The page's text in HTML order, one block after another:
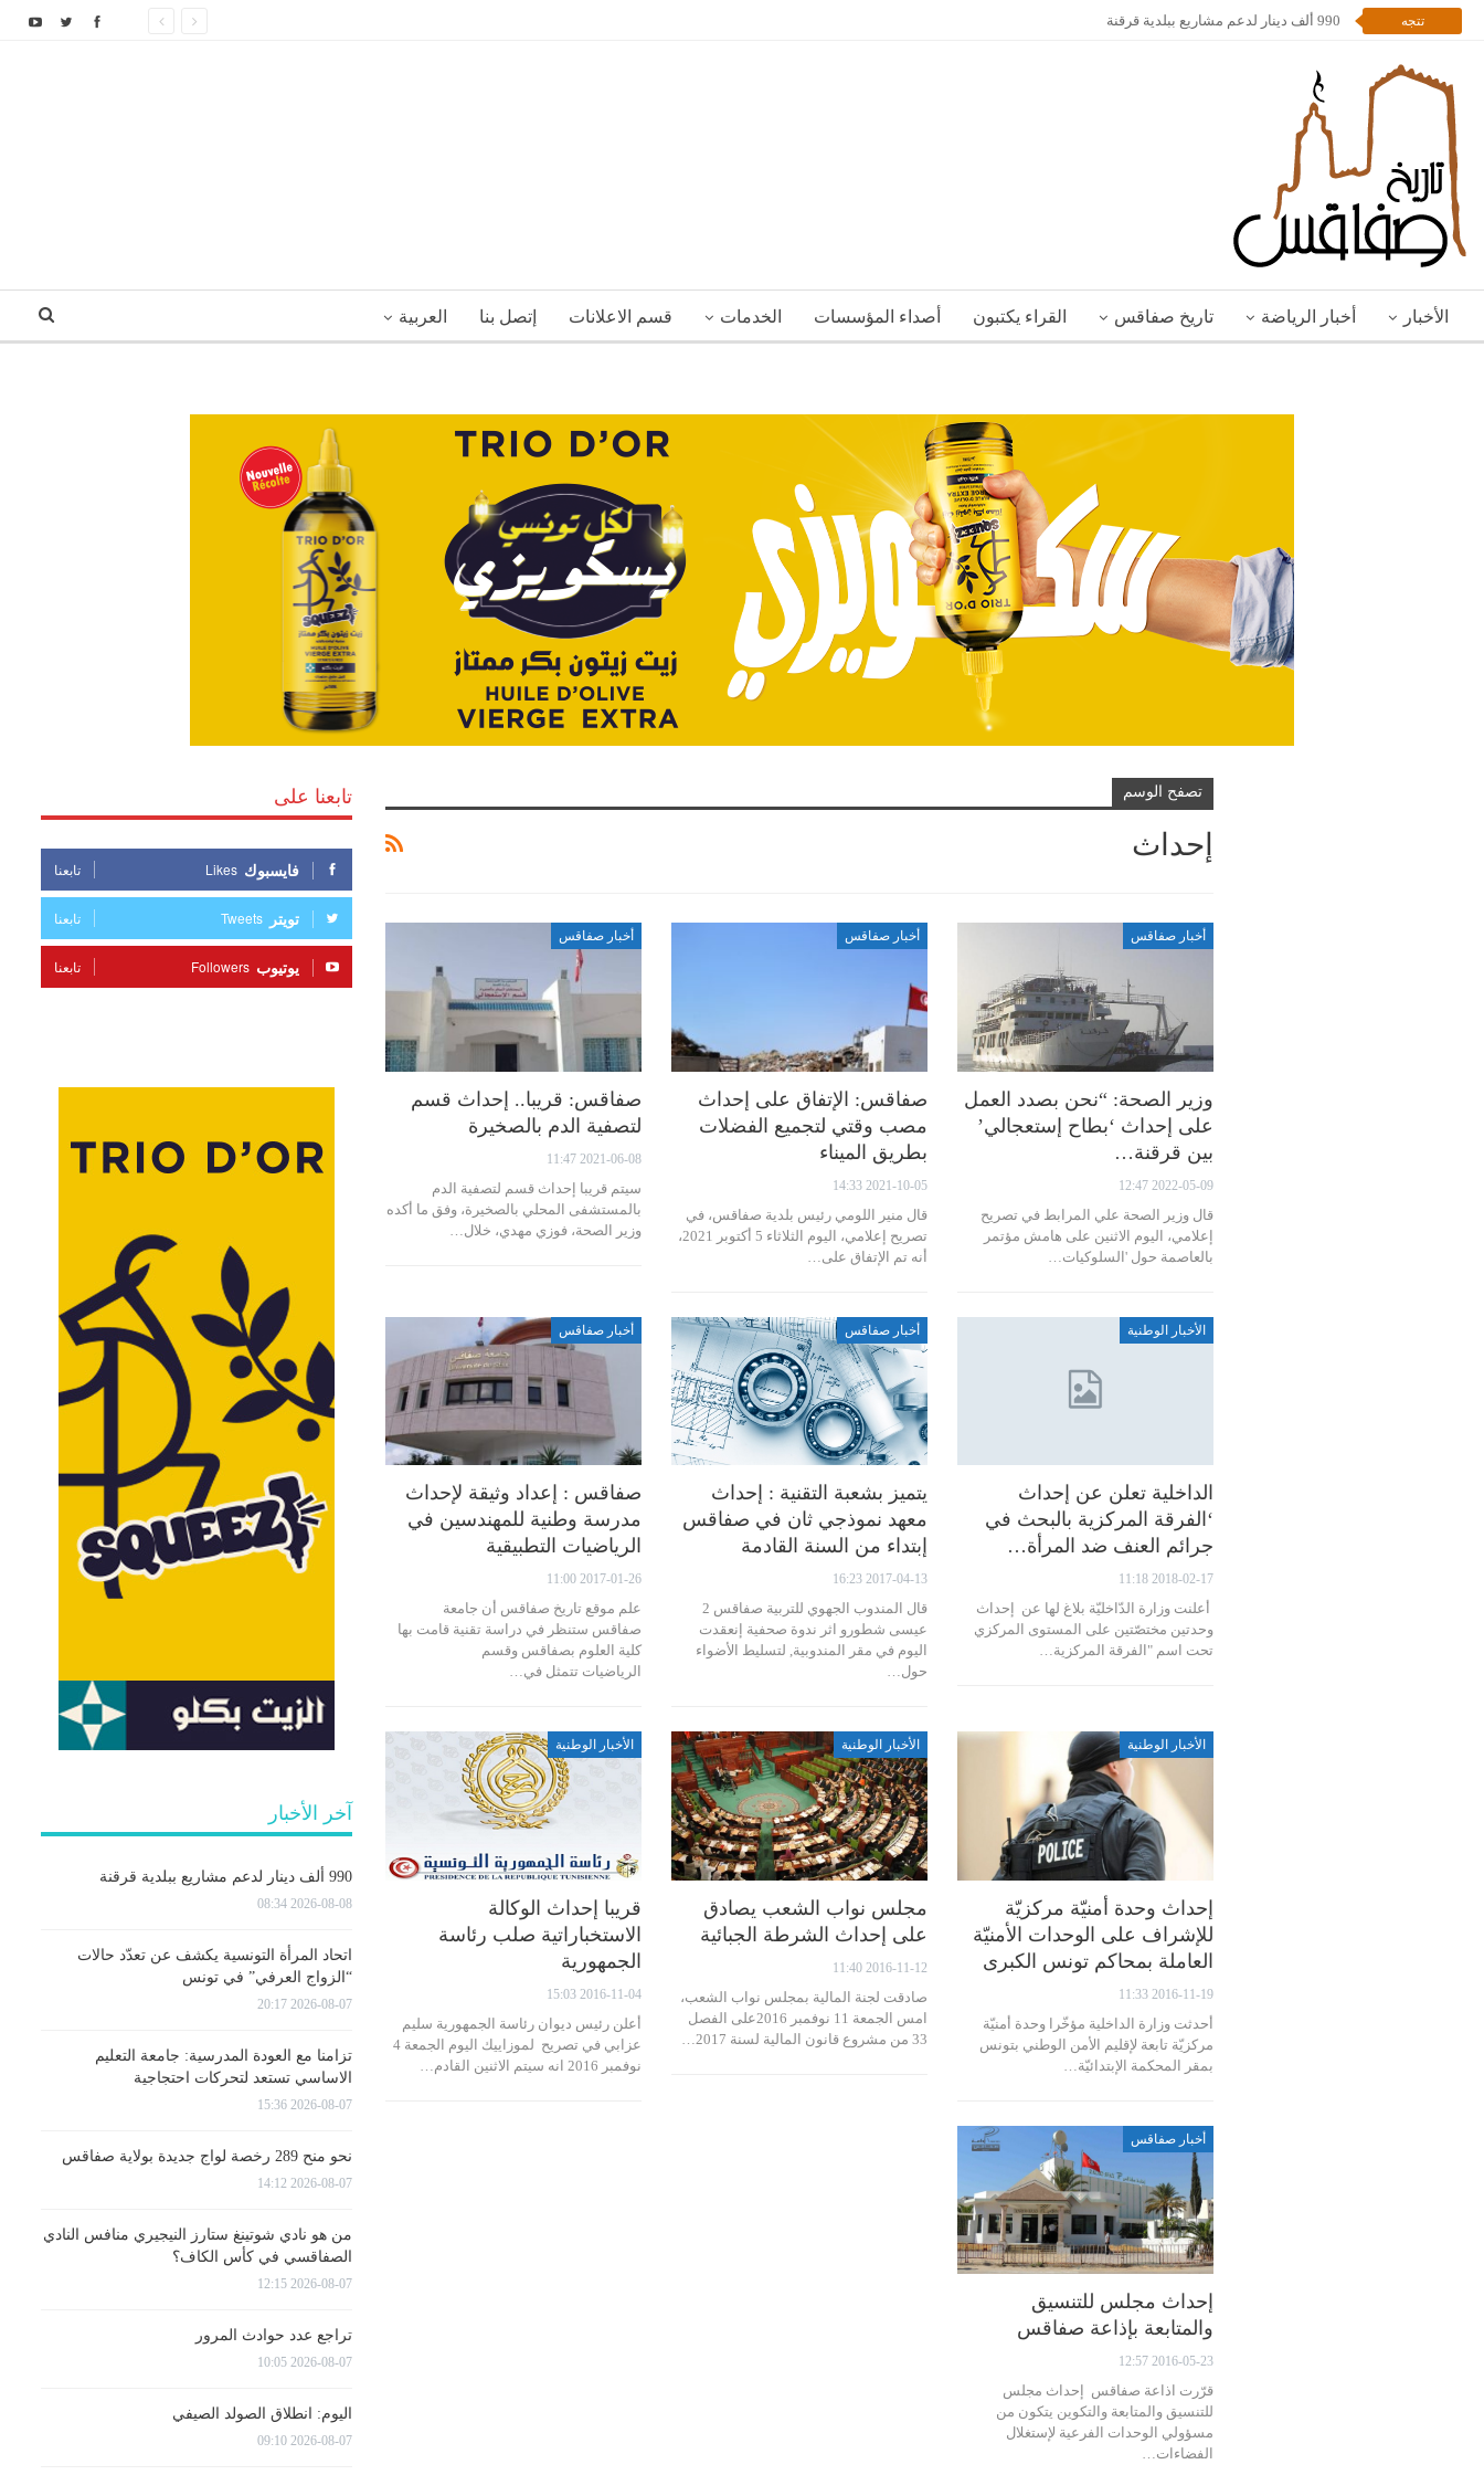
تتجه 990 ألف دينار لدعم مشاريع ببلدية قرقنة
الأخبار أخبار الرياضة تاريخ صفاقس القراء يكتبون أصداء المؤسسات الخدمات قسم الاعلانات إتصل بنا العربية
تصفح الوسم
إحداث
أخبار صفاقس
وزير الصحة: “نحن بصدد العمل
على إحداث ‘بطاح إستعجالي’
بين قرقنة…
2022-05-09 12:47
قال وزير الصحة علي المرابط في تصريح
إعلامي، اليوم الاثنين على هامش مؤتمر
بالعاصمة حول 'السلوكيات…
أخبار صفاقس
صفاقس: الإتفاق على إحداث
مصب وقتي لتجميع الفضلات
بطريق الميناء
2021-10-05 14:33
قال منير اللومي رئيس بلدية صفاقس، في
تصريح إعلامي، اليوم الثلاثاء 5 أكتوبر 2021،
أنه تم الإتفاق على…
أخبار صفاقس
صفاقس: قريبا.. إحداث قسم
لتصفية الدم بالصخيرة
2021-06-08 11:47
سيتم قريبا إحداث قسم لتصفية الدم
بالمستشفى المحلي بالصخيرة، وفق ما أكده
وزير الصحة، فوزي مهدي، خلال…
الأخبار الوطنية
الداخلية تعلن عن إحداث
‘الفرقة المركزية بالبحث في
جرائم العنف ضد المرأة…
2018-02-17 11:18
أعلنت وزارة الدّاخليّة بلاغ لها عن إحداث
وحدتين مختصّتين على المستوى المركزي
تحت اسم "الفرقة المركزية…
أخبار صفاقس
يتميز بشعبة التقنية : إحداث
معهد نموذجي ثان في صفاقس
إبتداء من السنة القادمة
2017-04-13 16:23
قال المندوب الجهوي للتربية صفاقس 2
عيسى شطورو اثر ندوة صحفية إنعقدت
اليوم في مقر المندوبية, لتسليط الأضواء
حول…
أخبار صفاقس
صفاقس : إعداد وثيقة لإحداث
مدرسة وطنية للمهندسين في
الرياضيات التطبيقية
2017-01-26 11:00
علم موقع تاريخ صفاقس أن جامعة
صفاقس ستنظر في دراسة تقنية قامت بها
كلية العلوم بصفاقس وقسم
الرياضيات تتمثل في…
الأخبار الوطنية
إحداث وحدة أمنيّة مركزيّة
للإشراف على الوحدات الأمنيّة
العاملة بمحاكم تونس الكبرى
2016-11-19 11:33
أحدثت وزارة الداخلية مؤخّرا وحدة أمنيّة
مركزيّة تابعة لإقليم الأمن الوطني بتونس
بمقر المحكمة الإبتدائيّة…
الأخبار الوطنية
مجلس نواب الشعب يصادق
على إحداث الشرطة الجبائية
2016-11-12 11:40
صادقت لجنة المالية بمجلس نواب الشعب،
امس الجمعة 11 نوفمبر 2016على الفصل
33 من مشروع قانون المالية لسنة 2017…
الأخبار الوطنية
قريبا إحداث الوكالة
الاستخباراتية صلب رئاسة
الجمهورية
2016-11-04 15:03
أعلن رئيس ديوان رئاسة الجمهورية سليم
عزابي في تصريح لموزاييك اليوم الجمعة 4
نوفمبر 2016 انه سيتم الاثنين القادم…
أخبار صفاقس
إحداث مجلس للتنسيق
والمتابعة بإذاعة صفاقس
2016-05-23 12:57
قرّرت اذاعة صفاقس إحداث مجلس
للتنسيق والمتابعة والتكوين يتكون من
مسؤولي الوحدات الفرعية لإستغلال
الفضاءات…
تابعنا على
فايسبوك Likes تابعنا
تويتر Tweets تابعنا
يوتيوب Followers تابعنا
آخر الأخبار
990 ألف دينار لدعم مشاريع ببلدية قرقنة
2026-08-08 08:34
اتحاد المرأة التونسية يكشف عن تعدّد حالات
“الزواج العرفي” في تونس
2026-08-07 20:17
تزامنا مع العودة المدرسية: جامعة التعليم
الاساسي تستعد لتحركات احتجاجية
2026-08-07 15:36
نحو منح 289 رخصة لواج جديدة بولاية صفاقس
2026-08-07 14:12
من هو نادي شوتينغ ستارز النيجيري منافس النادي
الصفاقسي في كأس الكاف؟
2026-08-07 12:15
تراجع عدد حوادث المرور
2026-08-07 10:05
اليوم: انطلاق الصولد الصيفي
2026-08-07 09:10